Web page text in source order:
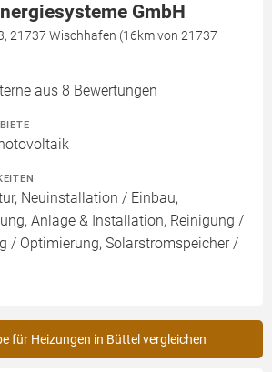
GmbH
21737 Wischhafen (16km von 21737
aus 8 Bewertungen
Neuinstallation / Einbau,
Anlage & Installation, Reinigung /
/ Optimierung, Solarstromspeicher /
für Heizungen in Büttel vergleichen